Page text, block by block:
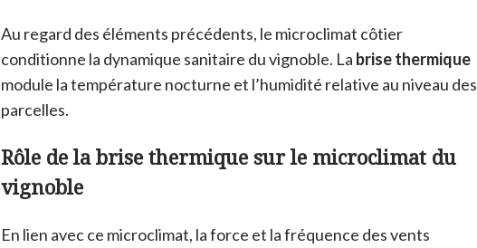
Au regard des éléments précédents, le microclimat côtier
conditionne la dynamique sanitaire du vignoble. La brise thermique
module la température nocturne et l’humidité relative au niveau des
parcelles.
Rôle de la brise thermique sur le microclimat du
vignoble
En lien avec ce microclimat, la force et la fréquence des vents